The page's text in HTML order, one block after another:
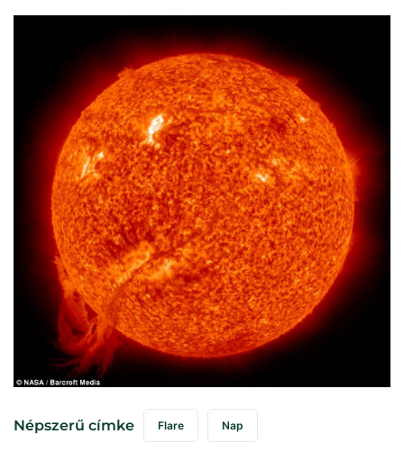
Népszerű címke Flare Nap